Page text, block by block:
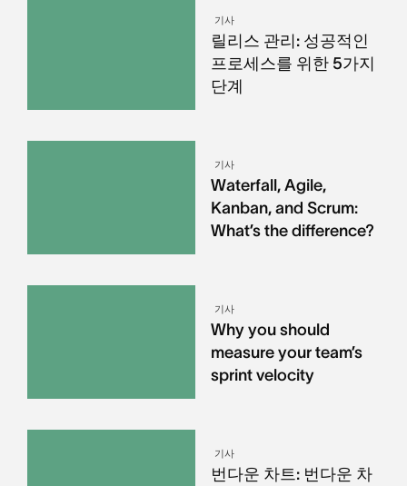
기사
릴리스 관리: 성공적인
프로세스를 위한 5가지
단계
기사
Waterfall, Agile,
Kanban, and Scrum:
What’s the difference?
기사
Why you should
measure your team’s
sprint velocity
기사
번다운 차트: 번다운 차